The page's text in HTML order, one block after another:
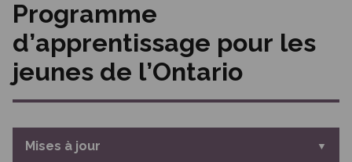
Programme
d’apprentissage pour les
jeunes de l’Ontario
Mises à jour